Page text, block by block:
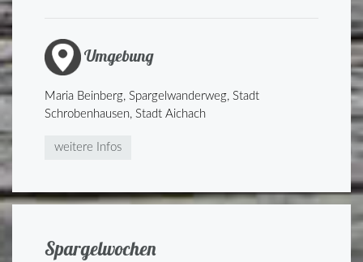
Umgebung
Maria Beinberg, Spargelwanderweg, Stadt
Schrobenhausen, Stadt Aichach
weitere Infos
Spargelwochen